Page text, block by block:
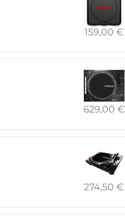
159,00 €
629,00 €
274,50€